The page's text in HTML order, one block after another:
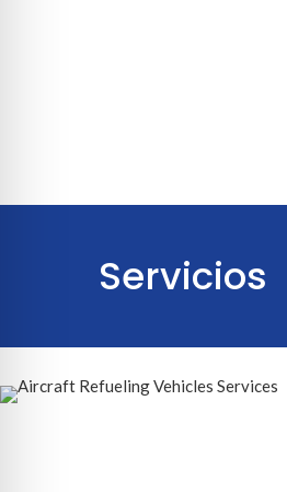
Servicios